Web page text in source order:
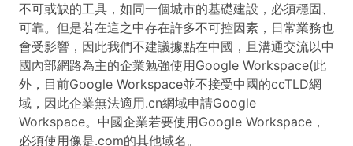
不可或缺的工具，如同一個城市的基礎建設，必須穩固、
可靠。但是若在這之中存在許多不可控因素，日常業務也
會受影響，因此我們不建議據點在中國，且溝通交流以中
國內部網路為主的企業勉強使用Google Workspace(此
外，目前Google Workspace並不接受中國的ccTLD網
域，因此企業無法適用.cn網域申請Google
Workspace。中國企業若要使用Google Workspace，
必須使用像是.com的其他域名。